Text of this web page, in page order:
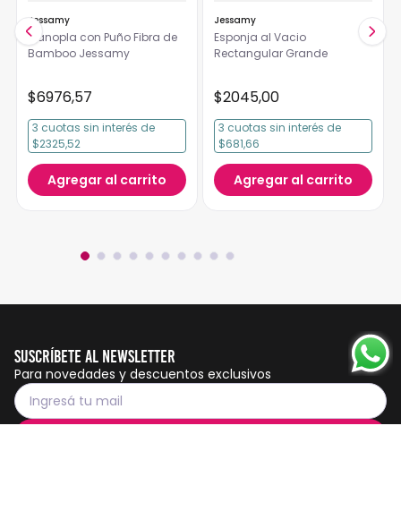
Jessamy
Manopla con Puño Fibra de
Bamboo Jessamy
$6976,57
3 cuotas sin interés de
$2325,52
Agregar al carrito
Jessamy
Esponja al Vacio
Rectangular Grande
$2045,00
3 cuotas sin interés de
$681,66
Agregar al carrito
Suscríbete al Newsletter
Para novedades y descuentos exclusivos